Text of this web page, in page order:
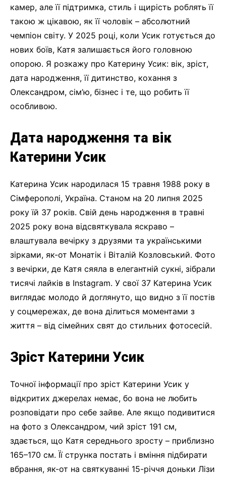
камер, але її підтримка, стиль і щирість роблять її
такою ж цікавою, як її чоловік – абсолютний
чемпіон світу. У 2025 році, коли Усик готується до
нових боїв, Катя залишається його головною
опорою. Я розкажу про Катерину Усик: вік, зріст,
дата народження, її дитинство, кохання з
Олександром, сім’ю, бізнес і те, що робить її
особливою.
Дата народження та вік
Катерини Усик
Катерина Усик народилася 15 травня 1988 року в
Сімферополі, Україна. Станом на 20 липня 2025
року їй 37 років. Свій день народження в травні
2025 року вона відсвяткувала яскраво –
влаштувала вечірку з друзями та українськими
зірками, як-от Монатік і Віталій Козловський. Фото
з вечірки, де Катя сяяла в елегантній сукні, зібрали
тисячі лайків в Instagram. У свої 37 Катерина Усик
виглядає молодо й доглянуто, що видно з її постів
у соцмережах, де вона ділиться моментами з
життя – від сімейних свят до стильних фотосесій.
Зріст Катерини Усик
Точної інформації про зріст Катерини Усик у
відкритих джерелах немає, бо вона не любить
розповідати про себе зайве. Але якщо подивитися
на фото з Олександром, чий зріст 191 см,
здається, що Катя середнього зросту – приблизно
165–170 см. Її струнка постать і вміння підбирати
вбрання, як-от на святкуванні 15-річчя доньки Лізи